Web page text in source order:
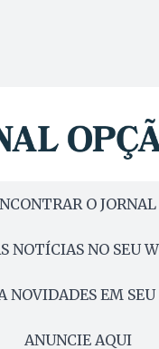
O
NOTÍCIAS NO SEU
NOVIDADES EM
ANUNCIE AQUI